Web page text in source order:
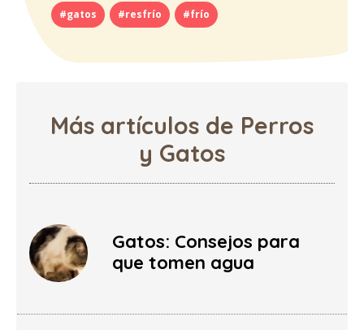
#gatos #resfrío #frío
Más artículos de Perros
y Gatos
Gatos: Consejos para
que tomen agua